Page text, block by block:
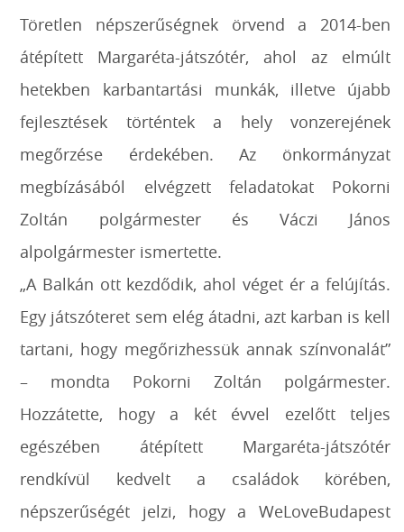
Töretlen népszerűségnek örvend a 2014-ben
átépített Margaréta-játszótér, ahol az elmúlt
hetekben karbantartási munkák, illetve újabb
fejlesztések történtek a hely vonzerejének
megőrzése érdekében. Az önkormányzat
megbízásából elvégzett feladatokat Pokorni
Zoltán polgármester és Váczi János
alpolgármester ismertette.
„A Balkán ott kezdődik, ahol véget ér a felújítás.
Egy játszóteret sem elég átadni, azt karban is kell
tartani, hogy megőrizhessük annak színvonalát”
– mondta Pokorni Zoltán polgármester.
Hozzátette, hogy a két évvel ezelőtt teljes
egészében átépített Margaréta-játszótér
rendkívül kedvelt a családok körében,
népszerűségét jelzi, hogy a WeLoveBudapest